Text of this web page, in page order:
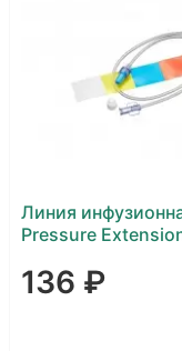
Линия
Pressure
136 ₽